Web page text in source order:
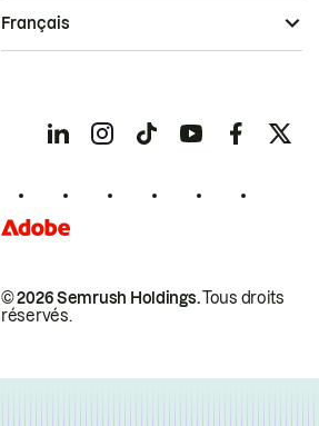
© 2026 Semrush Holdings.Tous droits
réservés.
Français